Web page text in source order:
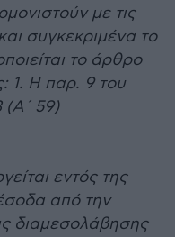
με τις
συγκεκριμένα το
το άρθρο
1. Η παρ. 9 του
(Α΄ 59)
εντός της
από την
διαμεσολάβησης